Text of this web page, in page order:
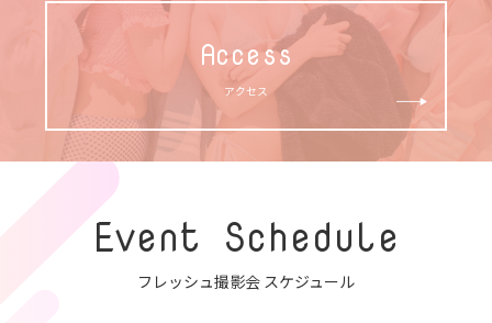
Access
アクセス
Event Schedule
フレッシュ撮影会 スケジュール